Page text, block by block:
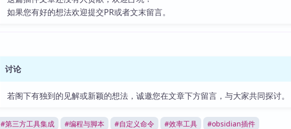
如果您有好的想法欢迎提交PR或者文末留言。
讨论
若阁下有独到的见解或新颖的想法，诚邀您在文章下方留言，与大家共同探讨。
#第三方工具集成 #编程与脚本 #自定义命令 #效率工具 #obsidian插件